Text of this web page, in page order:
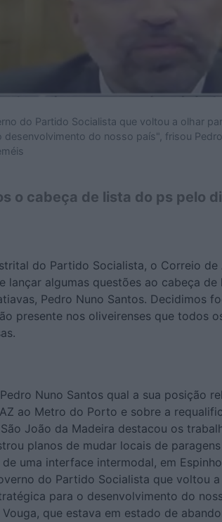
do Partido Socialista que voltou a olhar
desenvolvimento do nosso país", frisou
o cabeça de lista do ps pelo
do Partido Socialista, o Correio de
lançar algumas questões ao cabeça
Pedro Nuno Santos. Decidimos
presente nos oliveirenses que todos
Nuno Santos qual a sua posição
ao Metro do Porto e sobre a
João da Madeira destacou os
planos de mudar locais de
uma interface intermodal, em
do Partido Socialista que voltou
para o desenvolvimento do
que estava em estado de